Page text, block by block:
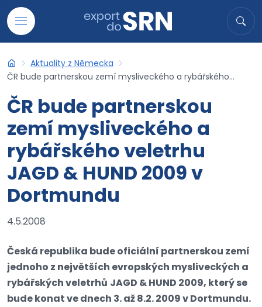
Přejít na obsah
Hledat
Export do SRN
Aktuality z Německa
ČR bude partnerskou zemí mysliveckého a rybářského...
ČR bude partnerskou
zemí mysliveckého a
rybářského veletrhu
JAGD & HUND 2009 v
Dortmundu
4.5.2008
Česká republika bude oficiální partnerskou zemí
jednoho z největších evropských mysliveckých a
rybářských veletrhů JAGD & HUND 2009, který se
bude konat ve dnech 3. až 8.2. 2009 v Dortmundu.